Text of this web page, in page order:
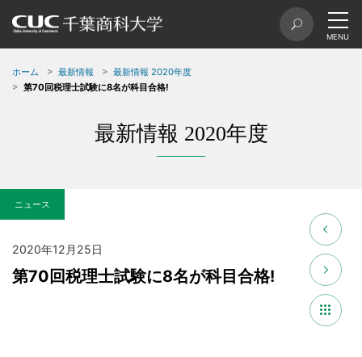
ホーム 最新情報
最新情報 2020年度
第70回税理士試験に8名が科目合格!
最新情報 2020年度
ニュース
2020年12月25日
第70回税理士試験に8名が科目合格!